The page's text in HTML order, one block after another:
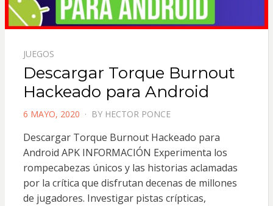
JUEGOS
Descargar Torque Burnout
Hackeado para Android
POSTED
6 MAYO, 2020 BY HECTOR PONCE
Descargar Torque Burnout Hackeado para
Android APK INFORMACIÓN Experimenta los
rompecabezas únicos y las historias aclamadas
por la crítica que disfrutan decenas de millones
de jugadores. Investigar pistas crípticas,